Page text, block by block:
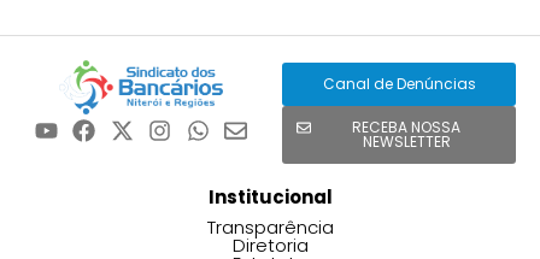
Canal de Denúncias
RECEBA NOSSA
NEWSLETTER
Institucional
Transparência
Diretoria